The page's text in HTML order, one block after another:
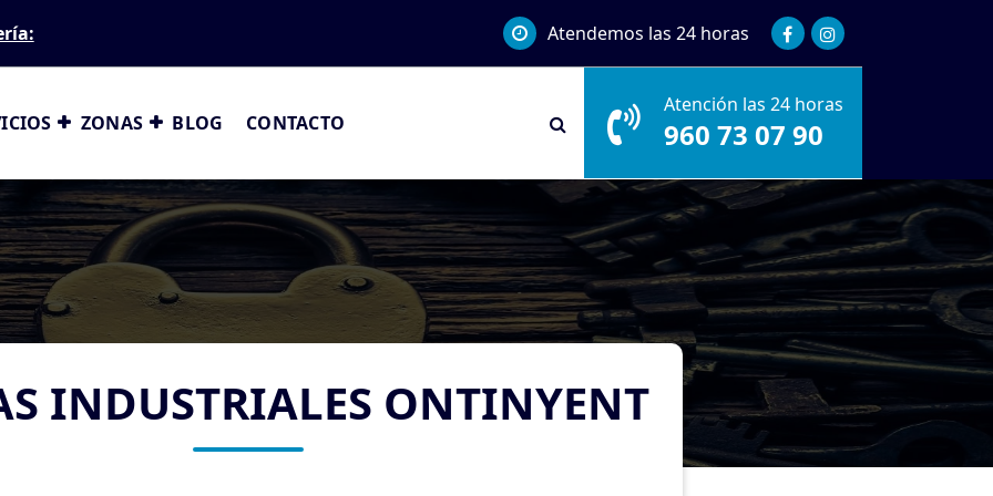
Atendemos las 24 horas
ZONAS BLOG CONTACTO
Atención las 24 horas
960 73 07 90
INDUSTRIALES ONTINYENT